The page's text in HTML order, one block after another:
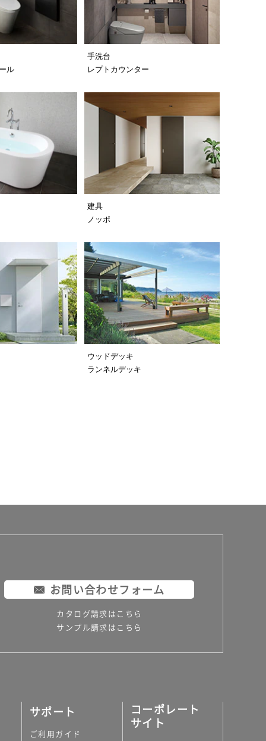
ル
手洗台
レプトカウンター
建具
ノッポ
ウッドデッキ
ランネルデッキ
お問い合わせフォーム
カタログ請求はこちら
サンプル請求はこちら
サポート
ご利用ガイド
コーポレート
サイト